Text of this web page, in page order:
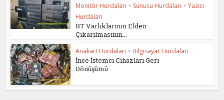
Monitör Hurdaları • Sunucu Hurdaları • Yazıcı
Hurdaları
BT Varlıklarının Elden
Çıkarılmasının...
Anakart Hurdaları • Bilgisayar Hurdaları
İnce İstemci Cihazları Geri
Dönüşümü